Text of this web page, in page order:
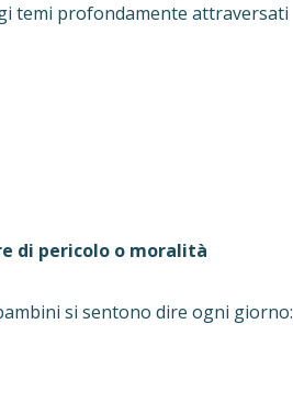
temi profondamente attraversati
di pericolo o moralità
si sentono dire ogni giorno: